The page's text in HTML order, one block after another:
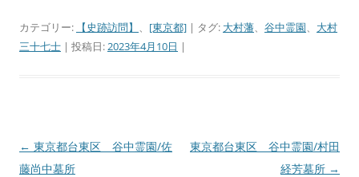
カテゴリー: 【史跡訪問】 、 [東京都] | タグ: 大村藩、 谷中霊園、 大村
三十七士 | 投稿日:2023年4月10日 |
投
稿
← 東京都台東区 谷中霊園/佐
藤尚中墓所
東京都台東区 谷中霊園/村田
経芳墓所 →